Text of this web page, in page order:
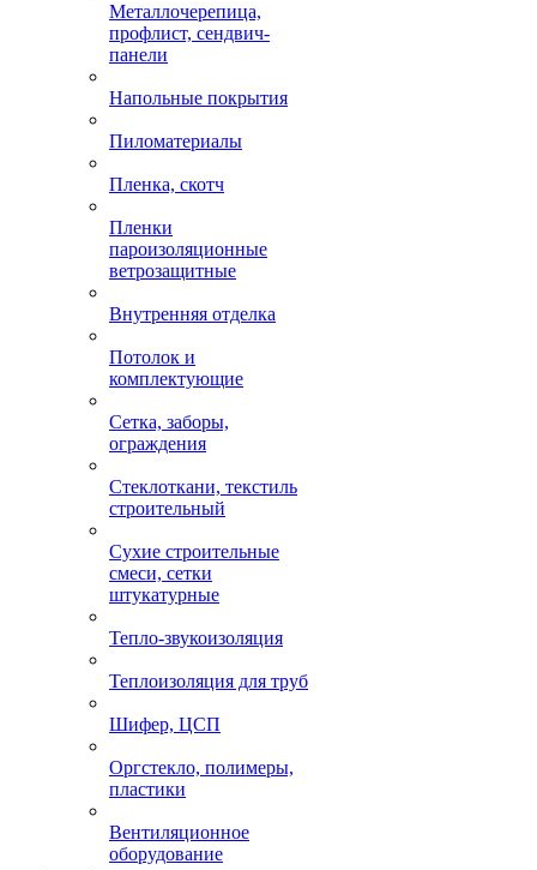
Металлочерепица,
профлист, сендвич-
панели
Напольные покрытия
Пиломатериалы
Пленка, скотч
Пленки
пароизоляционные
ветрозащитные
Внутренняя отделка
Потолок и
комплектующие
Сетка, заборы,
ограждения
Стеклоткани, текстиль
строительный
Сухие строительные
смеси, сетки
штукатурные
Тепло-звукоизоляция
Теплоизоляция для труб
Шифер, ЦСП
Оргстекло, полимеры,
пластики
Вентиляционное
оборудование